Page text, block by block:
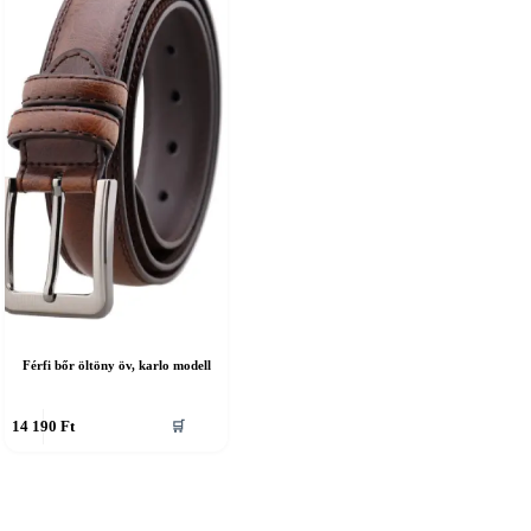
Férfi bőr öltöny öv, karlo modell
14 190 Ft 🛒